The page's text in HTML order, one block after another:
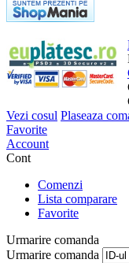
Vezi cosul Plaseaza
Favorite
Account
Cont
Comenzi
Lista comparare
Favorite
Urmarire comanda
Urmarire comanda